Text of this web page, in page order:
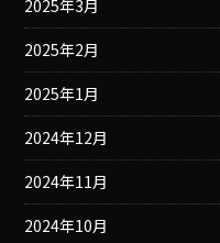
2025年3月
2025年2月
2025年1月
2024年12月
2024年11月
2024年10月